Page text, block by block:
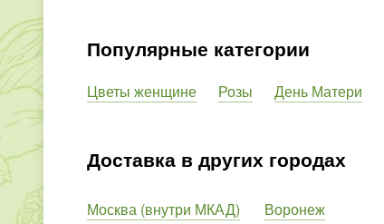
Популярные категории
Цветы женщине Розы День Матери
Доставка в других городах
Москва (внутри МКАД)
Воронеж